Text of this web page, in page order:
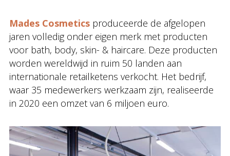
Mades Cosmetics produceerde de afgelopen
jaren volledig onder eigen merk met producten
voor bath, body, skin- & haircare. Deze producten
worden wereldwijd in ruim 50 landen aan
internationale retailketens verkocht. Het bedrijf,
waar 35 medewerkers werkzaam zijn, realiseerde
in 2020 een omzet van 6 miljoen euro.